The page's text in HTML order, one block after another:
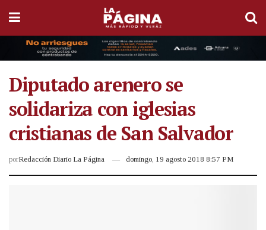
Diputado arenero se
solidariza con iglesias
cristianas de San Salvador
porRedacción Diario La Página domingo, 19 agosto 2018 8:57 PM